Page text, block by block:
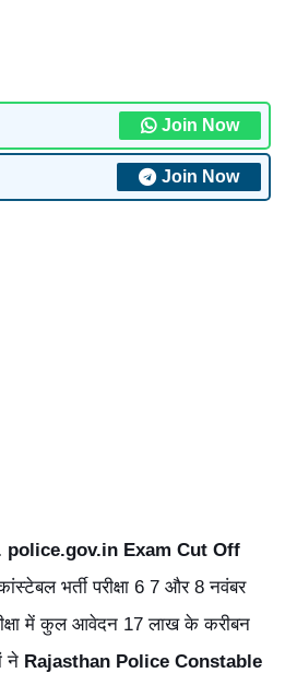
Join Now
Join Now
police.gov.in Exam Cut Off
भर्ती परीक्षा 6 7 और 8 नवंबर
में कुल आवेदन 17 लाख के करीबन
ने Rajasthan Police Constable